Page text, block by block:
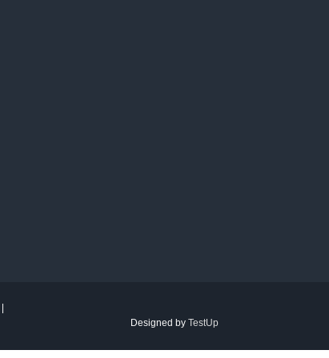
Designed by TestUp